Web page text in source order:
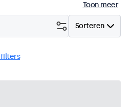
Toon meer
Sorteren
filters